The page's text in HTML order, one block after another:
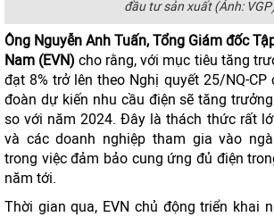
đầu tư sản xuất (Ảnh:
Ông Nguyễn Anh Tuấn, Tổng Giám đốc
Nam (EVN)cho rằng, với mục tiêu tăng
đạt 8% trở lên theo Nghị quyết 25/NQ-CP
đoàn dự kiến nhu cầu điện sẽ tăng
so với năm 2024. Đây là thách thức rất
và các doanh nghiệp tham gia vào
trong việc đảm bảo cung ứng đủ điện
năm tới.
Thời gian qua, EVN chủ động triển khai